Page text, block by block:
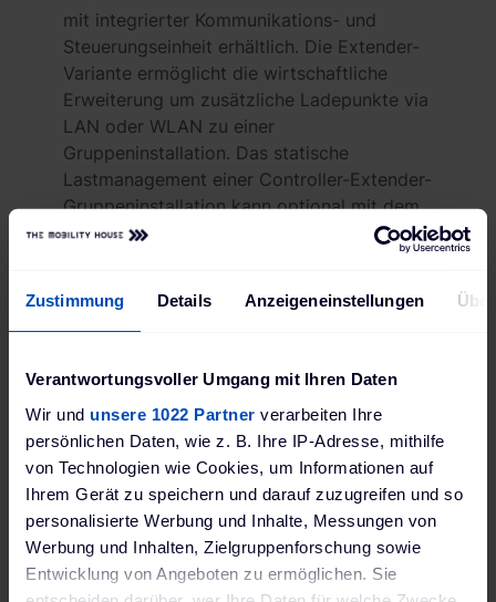
Zustimmung Details Anzeigeneinstellungen
Verantwortungsvoller Umgang mit Ihren Daten
Wir und unsere 1022 Partner verarbeiten Ihre
persönlichen Daten, wie z. B. Ihre IP-Adresse, mithilfe
von Technologien wie Cookies, um Informationen auf
Ihrem Gerät zu speichern und darauf zuzugreifen und so
personalisierte Werbung und Inhalte, Messungen von
Werbung und Inhalten, Zielgruppenforschung sowie
Entwicklung von Angeboten zu ermöglichen. Sie
mit integrierter Kommunikations- und
Steuerungseinheit erhältlich. Die Extender-
Variante ermöglicht die wirtschaftliche
Erweiterung um zusätzliche Ladepunkte via
LAN oder WLAN zu einer
Gruppeninstallation. Das statische
Lastmanagement einer Controller-Extender-
Gruppeninstallation kann optional mit dem
Zubehörprodukt ABL Energy Meter um ein
dynamisches Lastmanagement erweitert
Alternativ können sowohl die Controller- als
auch die Extender-Variante eigenständig
Anbindung an ein Backend ist jedoch nur
über die Controller-Stationen möglich. Die
Extender-Stationen sind im Standalone-
Betrieb nicht internetfähig und können
daher auch nicht mit Backend-System
genutzt werden.
Einfache Installation und